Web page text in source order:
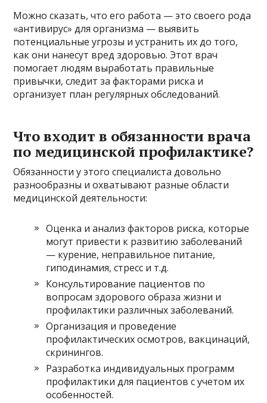
Можно сказать, что его работа — это своего рода
«антивирус» для организма — выявить
потенциальные угрозы и устранить их до того,
как они нанесут вред здоровью. Этот врач
помогает людям выработать правильные
привычки, следит за факторами риска и
организует план регулярных обследований.
Что входит в обязанности врача
по медицинской профилактике?
Обязанности у этого специалиста довольно
разнообразны и охватывают разные области
медицинской деятельности:
Оценка и анализ факторов риска, которые
могут привести к развитию заболеваний
— курение, неправильное питание,
гиподинамия, стресс и т.д.
Консультирование пациентов по
вопросам здорового образа жизни и
профилактики различных заболеваний.
Организация и проведение
профилактических осмотров, вакцинаций,
скринингов.
Разработка индивидуальных программ
профилактики для пациентов с учетом их
особенностей.